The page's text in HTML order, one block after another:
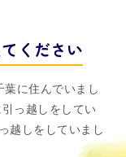
ください
に住んでいまし
っ越しをしてい
越しをしていまし